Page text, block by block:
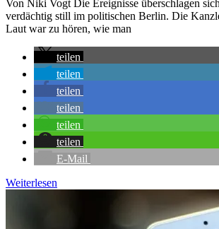
Von Niki Vogt Die Ereignisse überschlagen
verdächtig still im politischen Berlin. Die
Laut war zu hören, wie man
teilen
teilen
teilen
teilen
teilen
teilen
E-Mail
Weiterlesen